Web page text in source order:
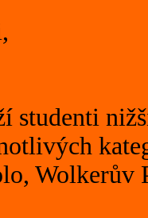
studenti
Wolkerův